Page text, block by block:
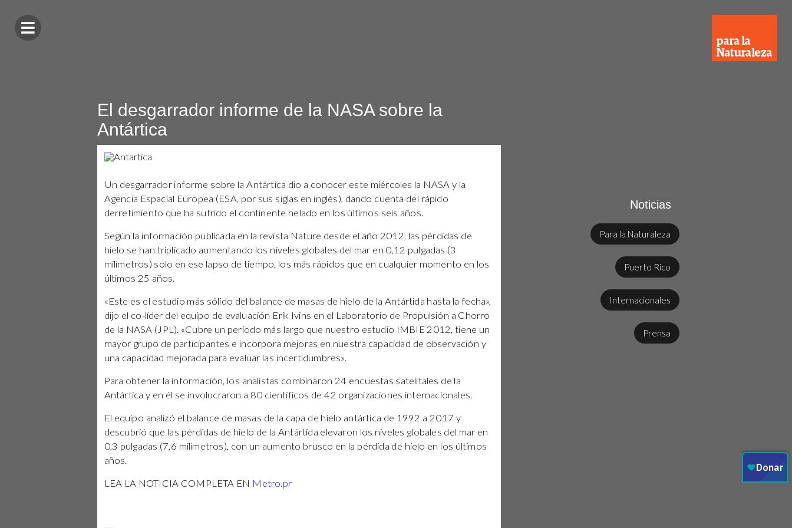
El desgarrador informe de la NASA sobre la
Antártica
Un desgarrador informe sobre la Antártica dio a conocer este miércoles la NASA y la
Agencia Espacial Europea (ESA, por sus siglas en inglés), dando cuenta del rápido
derretimiento que ha sufrido el continente helado en los últimos seis años.
Según la información publicada en la revista Nature desde el año 2012, las pérdidas de
hielo se han triplicado aumentando los niveles globales del mar en 0,12 pulgadas (3
milímetros) solo en ese lapso de tiempo, los más rápidos que en cualquier momento en los
últimos 25 años.
«Este es el estudio más sólido del balance de masas de hielo de la Antártida hasta la fecha»,
dijo el co-líder del equipo de evaluación Erik Ivins en el Laboratorio de Propulsión a Chorro
de la NASA (JPL). «Cubre un período más largo que nuestro estudio IMBIE 2012, tiene un
mayor grupo de participantes e incorpora mejoras en nuestra capacidad de observación y
una capacidad mejorada para evaluar las incertidumbres».
Para obtener la información, los analistas combinaron 24 encuestas satelitales de la
Antártica y en él se involucraron a 80 científicos de 42 organizaciones internacionales.
El equipo analizó el balance de masas de la capa de hielo antártica de 1992 a 2017 y
descubrió que las pérdidas de hielo de la Antártida elevaron los niveles globales del mar en
0,3 pulgadas (7,6 milímetros), con un aumento brusco en la pérdida de hielo en los últimos
años.
LEA LA NOTICIA COMPLETA EN Metro.pr
Noticias
Para la Naturaleza
Puerto Rico
Internacionales
Prensa